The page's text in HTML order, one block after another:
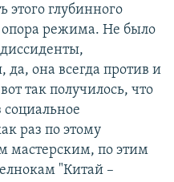
этого глубинного
режима. Не было
да, она всегда против и
так получилось, что
раз по этому
мастерским, по этим
"Китай –